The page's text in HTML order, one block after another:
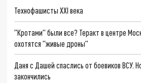
Технофашисты XXI века
"Кротами" были все? Теракт в центре
охотятся "живые дроны"
Даня с Дашей спаслись от боевиков ВСУ.
закончились